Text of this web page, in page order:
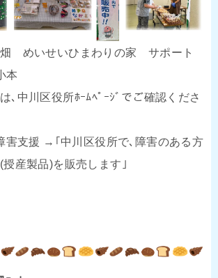
めいせいひまわりの家 サポート
本
､中川区役所ﾎｰﾑﾍﾟｰｼﾞでご確認くださ
害支援 →｢中川区役所で､障害のある方
産製品)を販売します｣